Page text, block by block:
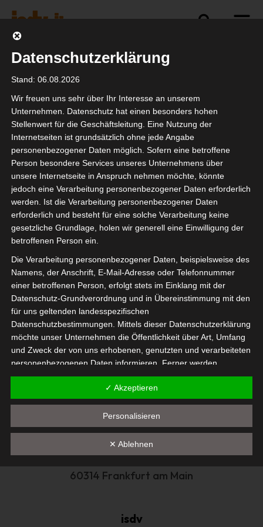
Newsletter Willkommen
[mailpoet_page]
Newsletter
Trage hier Deine Email-Adresse ein, um
den isdv-Newsletter zu erhalten:
Ich bestätige dieDatenschutzbestimmung
Newsletter abonnieren
Alternative:
Hanauer Landstr. 328-330
60314 Frankfurt am Main
isdv
Datenschutzerklärung
Stand: 06.08.2026
Wir freuen uns sehr über Ihr Interesse an unserem
Unternehmen. Datenschutz hat einen besonders hohen
Stellenwert für die Geschäftsleitung. Eine Nutzung der
Internetseiten ist grundsätzlich ohne jede Angabe
personenbezogener Daten möglich. Sofern eine betroffene
Person besondere Services unseres Unternehmens über
unsere Internetseite in Anspruch nehmen möchte, könnte
jedoch eine Verarbeitung personenbezogener Daten erforderlich
werden. Ist die Verarbeitung personenbezogener Daten
erforderlich und besteht für eine solche Verarbeitung keine
gesetzliche Grundlage, holen wir generell eine Einwilligung der
betroffenen Person ein.
Die Verarbeitung personenbezogener Daten, beispielsweise des
Namens, der Anschrift, E-Mail-Adresse oder Telefonnummer
einer betroffenen Person, erfolgt stets im Einklang mit der
Datenschutz-Grundverordnung und in Übereinstimmung mit den
für uns geltenden landesspezifischen
Datenschutzbestimmungen. Mittels dieser Datenschutzerklärung
möchte unser Unternehmen die Öffentlichkeit über Art, Umfang
und Zweck der von uns erhobenen, genutzten und verarbeiteten
personenbezogenen Daten informieren. Ferner werden
betroffene Personen mittels dieser Datenschutzerklärung über
die ihnen zustehenden Rechte aufgeklärt.
Wir haben als für die Verarbeitung Verantwortlicher zahlreiche
technische und organisatorische Maßnahmen umgesetzt, um
einen möglichst lückenlosen Schutz der über diese Internetseite
verarbeiteten personenbezogenen Daten sicherzustellen.
grundsätzlich Sicherheitslücken aufweisen, sodass ein absoluter
✓ Akzeptieren
Personalisieren
✕ Ablehnen